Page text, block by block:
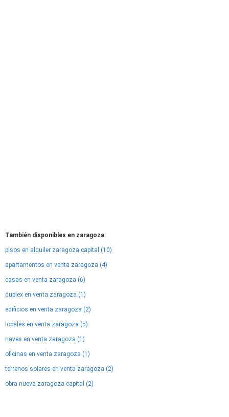
También disponibles en zaragoza:
pisos en alquiler zaragoza capital (10)
apartamentos en venta zaragoza (4)
casas en venta zaragoza (6)
duplex en venta zaragoza (1)
edificios en venta zaragoza (2)
locales en venta zaragoza (5)
naves en venta zaragoza (1)
oficinas en venta zaragoza (1)
terrenos solares en venta zaragoza (2)
obra nueva zaragoza capital (2)